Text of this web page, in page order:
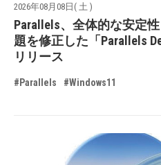
2026年08月08日( 土 )
Parallels、全体的な安定
題を修正した「Parallels
リリース
#Parallels #Windows11